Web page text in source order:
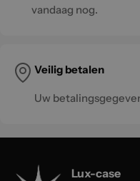
vandaag nog.
Veilig betalen
Uw
Lux-case